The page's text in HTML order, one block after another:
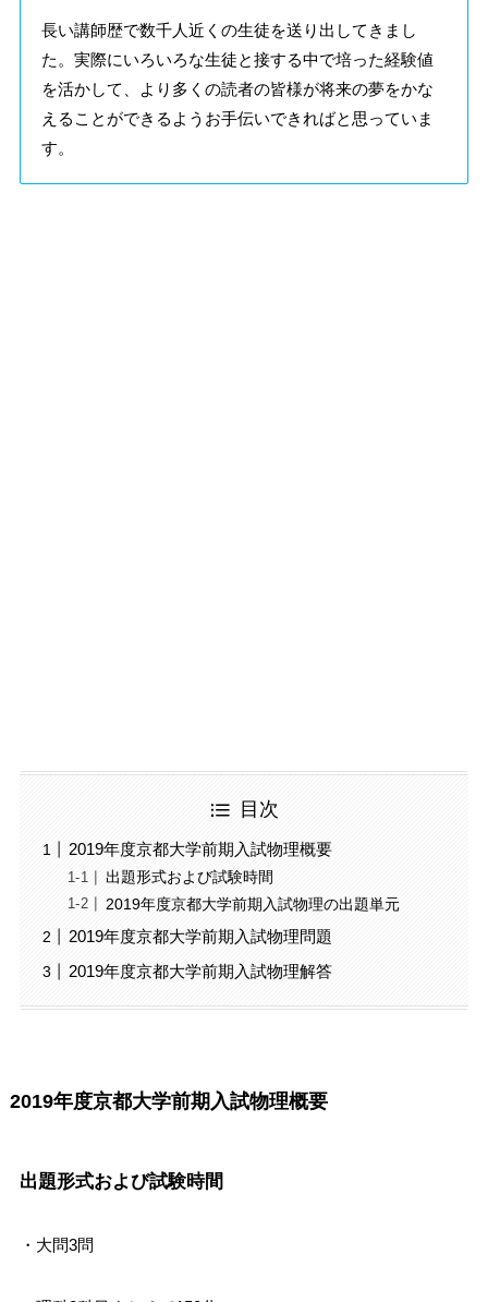
長い講師歴で数千人近くの生徒を送り出してきまし
た。実際にいろいろな生徒と接する中で培った経験値
を活かして、より多くの読者の皆様が将来の夢をかな
えることができるようお手伝いできればと思っていま
す。
目次
2019年度京都大学前期入試物理概要
出題形式および試験時間
2019年度京都大学前期入試物理の出題単元
2019年度京都大学前期入試物理問題
2019年度京都大学前期入試物理解答
2019年度京都大学前期入試物理概要
出題形式および試験時間
・大問3問